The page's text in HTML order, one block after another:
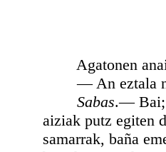
Agatonen anaie
— An eztala
Sabas.— Bai;
aiziak putz egiten
samarrak, baña